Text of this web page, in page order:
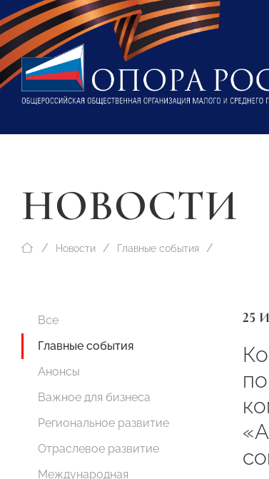
НОВОСТИ
Новости Главные события
Все
Главные события
Анонсы
Важное для бизнеса
Региональное развитие
Отраслевое развитие
Международная
25